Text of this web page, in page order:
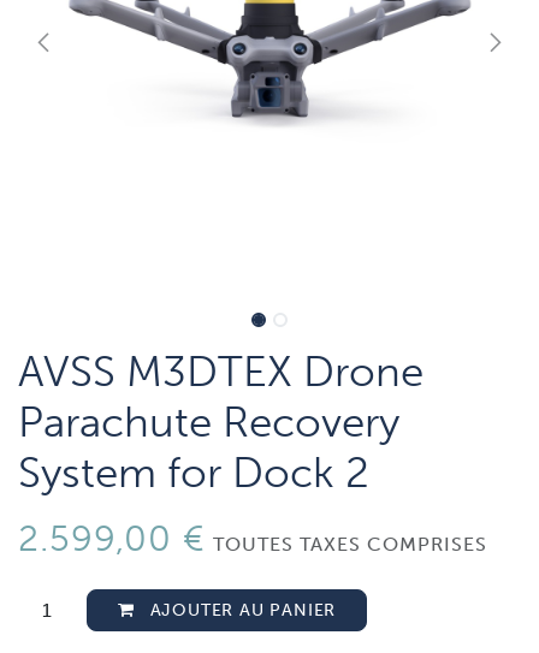
AVSS M3DTEX Drone
Parachute Recovery
System for Dock 2
2.599,00 € TOUTES TAXES COMPRISES
AJOUTER AU PANIER